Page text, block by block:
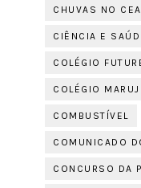
CHUVAS NO
CIÊNCIA E
COLÉGIO
COLÉGIO
COMBUSTÍVEL
COMUNICADO
CONCURSO DA